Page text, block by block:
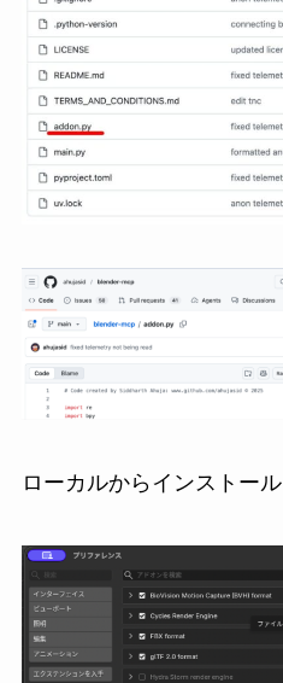
ローカルからインストール